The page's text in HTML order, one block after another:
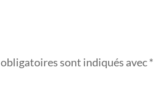
obligatoires sont indiqués avec*